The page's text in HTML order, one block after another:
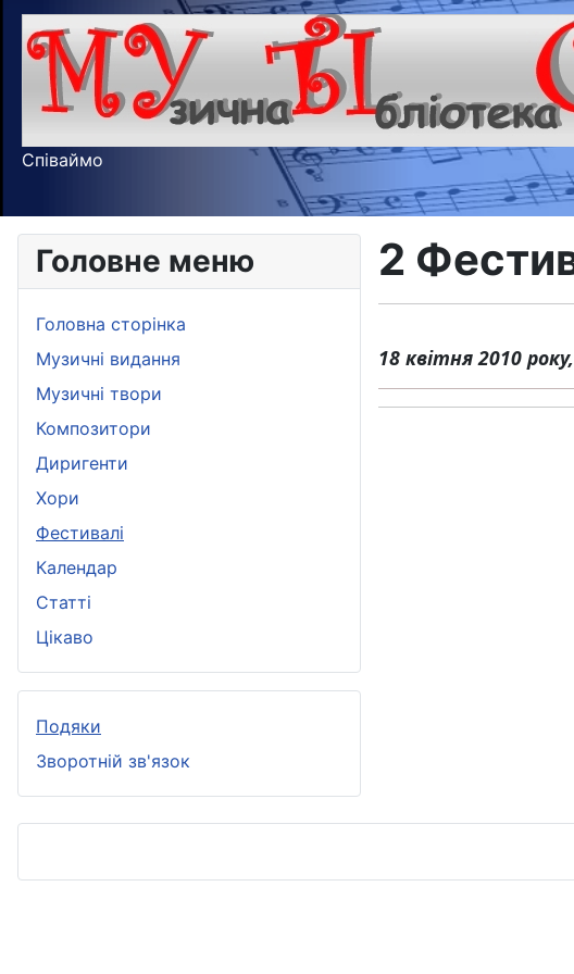
Співаймо
Головне меню
Головна сторінка
Музичні видання
Музичні твори
Композитори
Диригенти
Хори
Фестивалі
Календар
Статті
Цікаво
Подяки
Зворотній зв'язок
2
18 квітня 2010